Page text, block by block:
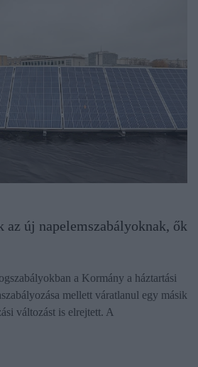
az új napelemszabályoknak, ők
a Kormány a háztartási
mellett váratlanul egy másik
változást is elrejtett. A